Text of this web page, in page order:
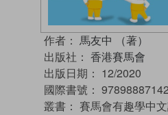
作者： 馬友中 （著）
出版社： 香港賽馬會
出版日期： 12/2020
國際書號：
叢書： 賽馬會有趣學中